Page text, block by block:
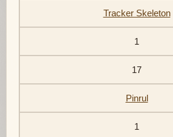
Tracker Skeleton
1
17
Pinrul
1